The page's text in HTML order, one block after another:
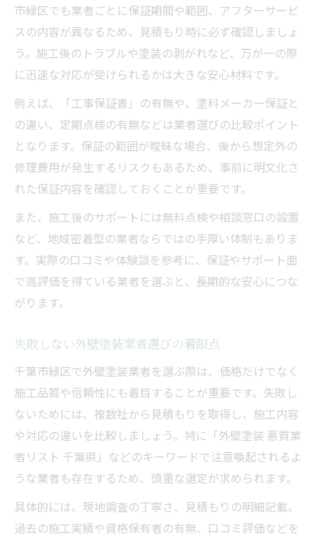
市緑区でも業者ごとに保証期間や範囲、アフターサービ
スの内容が異なるため、見積もり時に必ず確認しましょ
う。施工後のトラブルや塗装の剥がれなど、万が一の際
に迅速な対応が受けられるかは大きな安心材料です。
例えば、「工事保証書」の有無や、塗料メーカー保証と
の違い、定期点検の有無などは業者選びの比較ポイント
となります。保証の範囲が曖昧な場合、後から想定外の
修理費用が発生するリスクもあるため、事前に明文化さ
れた保証内容を確認しておくことが重要です。
また、施工後のサポートには無料点検や相談窓口の設置
など、地域密着型の業者ならではの手厚い体制もありま
す。実際の口コミや体験談を参考に、保証やサポート面
で高評価を得ている業者を選ぶと、長期的な安心につな
がります。
失敗しない外壁塗装業者選びの着眼点
千葉市緑区で外壁塗装業者を選ぶ際は、価格だけでなく
施工品質や信頼性にも着目することが重要です。失敗し
ないためには、複数社から見積もりを取得し、施工内容
や対応の違いを比較しましょう。特に「外壁塗装 悪質業
者リスト 千葉県」などのキーワードで注意喚起されるよ
うな業者も存在するため、慎重な選定が求められます。
具体的には、現地調査の丁寧さ、見積もりの明細記載、
過去の施工実績や資格保有者の有無、口コミ評価などを